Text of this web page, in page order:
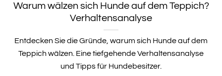
Warum wälzen sich Hunde auf dem Teppich?
Verhaltensanalyse
Entdecken Sie die Gründe, warum sich Hunde auf dem
Teppich wälzen. Eine tiefgehende Verhaltensanalyse
und Tipps für Hundebesitzer.